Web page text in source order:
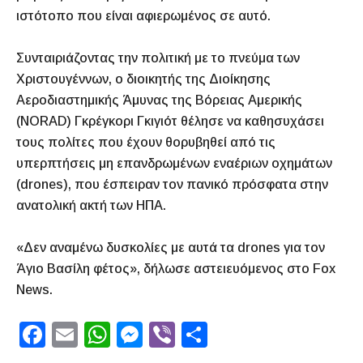
ιστότοπο που είναι αφιερωμένος σε αυτό.
Συνταιριάζοντας την πολιτική με το πνεύμα των
Χριστουγέννων, ο διοικητής της Διοίκησης
Αεροδιαστημικής Άμυνας της Βόρειας Αμερικής
(NORAD) Γκρέγκορι Γκιγιότ θέλησε να καθησυχάσει
τους πολίτες που έχουν θορυβηθεί από τις
υπερπτήσεις μη επανδρωμένων εναέριων οχημάτων
(drones), που έσπειραν τον πανικό πρόσφατα στην
ανατολική ακτή των ΗΠΑ.
«Δεν αναμένω δυσκολίες με αυτά τα drones για τον
Άγιο Βασίλη φέτος», δήλωσε αστειευόμενος στο Fox
News.
F
E
W
M
Vi